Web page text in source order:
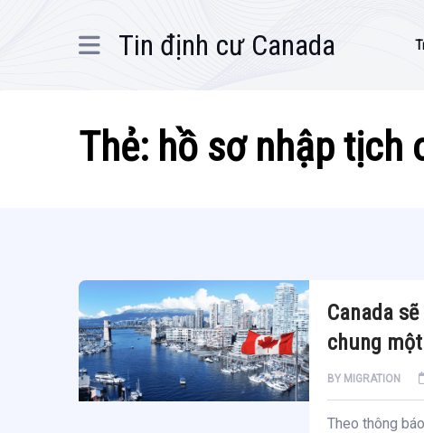
Tin định cư Canada
Thẻ: hồ sơ nhập tịch
Canada
chung
BY MIGRATION
Theo thông